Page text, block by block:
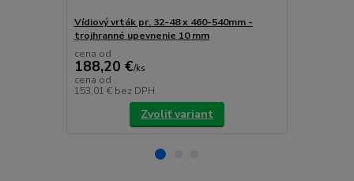
Vídiový vrták pr. 32-48 x 460-540mm -
trojhranné upevnenie 10 mm
cena od
188,20 €/ks
cena od
153,01 € bez DPH
Zvoliť variant